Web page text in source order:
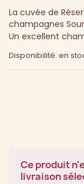
La cuvée de
champagnes
Un excellent
Disponibilité: en
Ce produit
livraison